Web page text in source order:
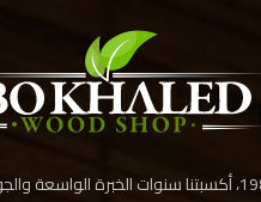
منذ عام 1984، أكسبتنا سنوات الخبرة